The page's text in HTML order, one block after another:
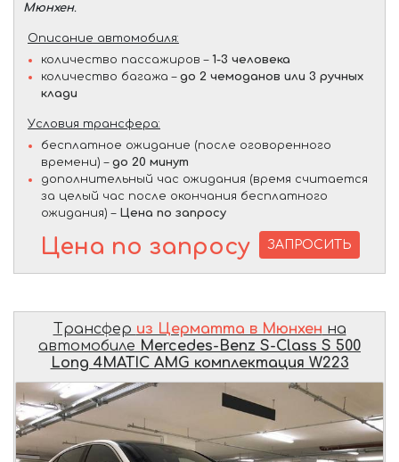
Мюнхен.
Описание автомобиля:
количество пассажиров – 1-3 человека
количество багажа – до 2 чемоданов или 3 ручных
клади
Условия трансфера:
бесплатное ожидание (после оговоренного
времени) – до 20 минут
дополнительный час ожидания (время считается
за целый час после окончания бесплатного
ожидания) – Цена по запросу
Цена по запросу ЗАПРОСИТЬ
Трансфер из Церматта в Мюнхен на
автомобиле Mercedes-Benz S-Class S 500
Long 4MATIC AMG комплектация W223